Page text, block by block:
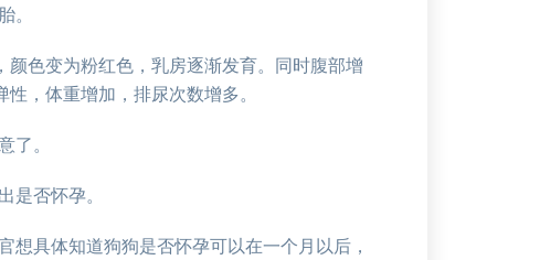
色变为粉红色，乳房逐渐发育。同时腹部增
，体重增加，排尿次数增多。
。
是否怀孕。
具体知道狗狗是否怀孕可以在一个月以后，